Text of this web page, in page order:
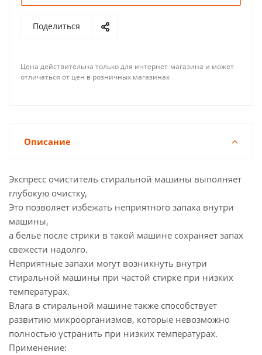
Поделиться
Цена действительна только для интернет-магазина и может
отличаться от цен в розничных магазинах
Описание
Экспресс очиститель стиральной машины выполняет
глубокую очистку,
Это позволяет избежать неприятного запаха внутри
машины,
а белье после стрики в такой машине сохраняет запах
свежести надолго.
Неприятные запахи могут возникнуть внутри
стиральной машины при частой стирке при низких
температурах.
Влага в стиральной машине также способствует
развитию микроорганизмов, которые невозможно
полностью устранить при низких температурах.
Применение: